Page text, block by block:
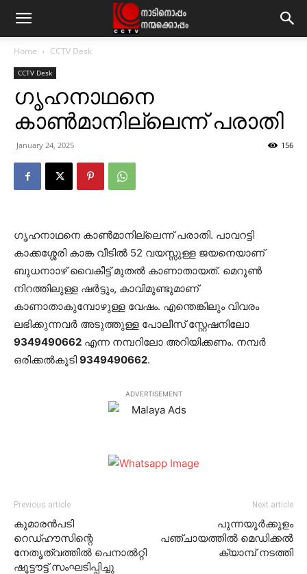
Home CCTV Desk
CCTV Desk
ഗൃഹനാഥനെ
കാണ്‍മാനില്ലെന്ന് പരാതി
January 24, 2025 156
ഗൃഹനാഥനെ കാണ്‍മാനില്ലെന്ന് പരാതി. പാവറട്ടി
കാക്കശ്ശേരി കാങ്ക വീടില്‍ 52 വയസ്സുള്ള ജയനെയാണ്
ബുധനാാഴ് വൈകീട്ട് മുതല്‍ കാണാതായത്. മെറൂണ്‍
നിറത്തിലുള്ള ഷര്‍ട്ടും, കാവിമുണ്ടുമാണ്
കാണാതാകുമ്പോഴുള്ള വേഷം. എന്തെങ്കിലും വിവരം
ലഭിക്കുന്നവര്‍ അടുത്തുള്ള പോലീസ് സ്റ്റേഷനിലോ
9349490662 എന്ന നമ്പറിലോ അറിയിക്കണം. നമ്പര്‍
ഒരിക്കല്‍കൂടി 9349490662.
ADVERTISEMENT
Previous article
കുമാരന്‍പടി
റെഡ്ഹൗസിന്റെ
നേതൃത്വത്തില്‍ പെനാല്‍റ്റി
ഷൂട്ടൗട്ട് സംഘടിപ്പിച്ചു
Next article
പുന്നയൂര്‍ക്കുളം
പഞ്ചായത്തില്‍ മെഡിക്കല്‍
ക്യാമ്പ് നടത്തി